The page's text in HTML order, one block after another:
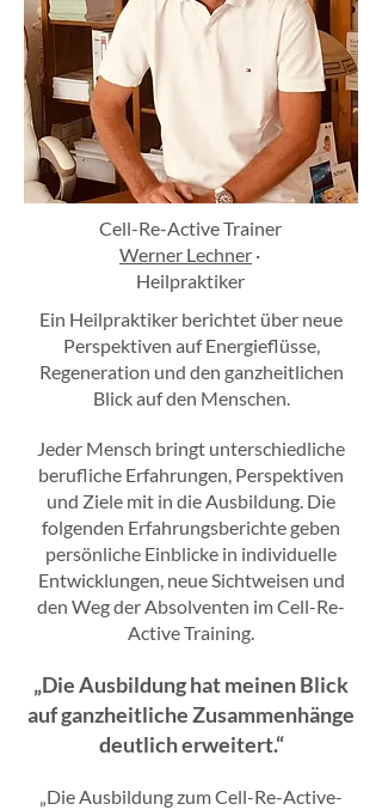
Cell-Re-Active Trainer
Werner Lechner ·
Heilpraktiker
Ein Heilpraktiker berichtet über neue
Perspektiven auf Energieflüsse,
Regeneration und den ganzheitlichen
Blick auf den Menschen.
Jeder Mensch bringt unterschiedliche
berufliche Erfahrungen, Perspektiven
und Ziele mit in die Ausbildung. Die
folgenden Erfahrungsberichte geben
persönliche Einblicke in individuelle
Entwicklungen, neue Sichtweisen und
den Weg der Absolventen im Cell-Re-
Active Training.
„Die Ausbildung hat meinen Blick
auf ganzheitliche Zusammenhänge
deutlich erweitert.“
„Die Ausbildung zum Cell-Re-Active-